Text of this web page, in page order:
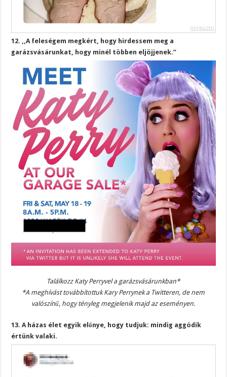
12. ,,A feleségem megkért, hogy hirdessem meg a
garázsvásárunkat, hogy minél többen eljöjjenek.”
Találkozz Katy Perryvel a garázsvásárunkban*
*A meghívást továbbítottuk Kary Perrynek a Twitteren, de nem
valószínű, hogy tényleg megjelenik majd az eseményen.
13. A házas élet egyik előnye, hogy tudjuk: mindig aggódik
értünk valaki.